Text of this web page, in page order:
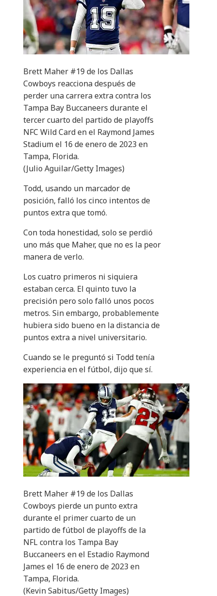
Brett Maher #19 de los Dallas
Cowboys reacciona después de
perder una carrera extra contra los
Tampa Bay Buccaneers durante el
tercer cuarto del partido de playoffs
NFC Wild Card en el Raymond James
Stadium el 16 de enero de 2023 en
Tampa, Florida.
(Julio Aguilar/Getty Images)
Todd, usando un marcador de
posición, falló los cinco intentos de
puntos extra que tomó.
Con toda honestidad, solo se perdió
uno más que Maher, que no es la peor
manera de verlo.
Los cuatro primeros ni siquiera
estaban cerca. El quinto tuvo la
precisión pero solo falló unos pocos
metros. Sin embargo, probablemente
hubiera sido bueno en la distancia de
puntos extra a nivel universitario.
Cuando se le preguntó si Todd tenía
experiencia en el fútbol, ​​dijo que sí.
Brett Maher #19 de los Dallas
Cowboys pierde un punto extra
durante el primer cuarto de un
partido de fútbol de playoffs de la
NFL contra los Tampa Bay
Buccaneers en el Estadio Raymond
James el 16 de enero de 2023 en
Tampa, Florida.
(Kevin Sabitus/Getty Images)